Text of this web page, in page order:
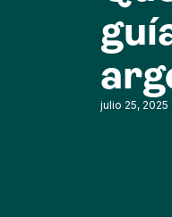
julio 25, 2025